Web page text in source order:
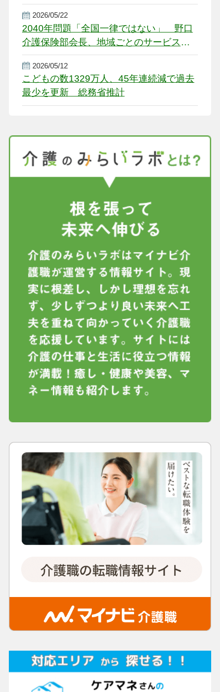
2026/05/22
2040年問題「全国一律ではない」 野口
介護保険部会長、地域ごとのサービス基
盤整備を促す
2026/05/12
こどもの数1329万人、45年連続減で過去
最少を更新 総務省推計